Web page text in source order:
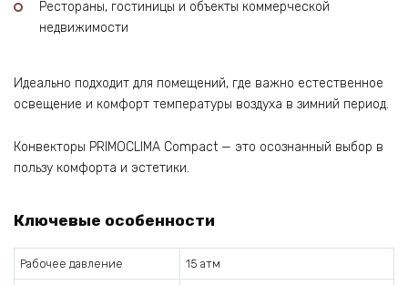
Рестораны, гостиницы и объекты коммерческой
недвижимости
Идеально подходит для помещений, где важно естественное
освещение и комфорт температуры воздуха в зимний период.
Конвекторы PRIMOCLIMA Compact — это осознанный выбор в
пользу комфорта и эстетики.
Ключевые особенности
Рабочее давление 15 атм